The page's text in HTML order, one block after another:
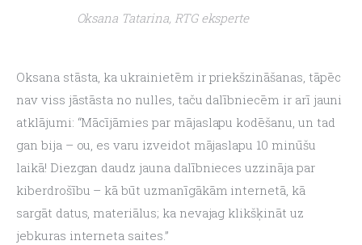
Oksana Tatarina, RTG eksperte
Oksana stāsta, ka ukrainietēm ir priekšzināšanas, tāpēc
nav viss jāstāsta no nulles, taču dalībniecēm ir arī jauni
atklājumi: “Mācījāmies par mājaslapu kodēšanu, un tad
gan bija – ou, es varu izveidot mājaslapu 10 minūšu
laikā! Diezgan daudz jauna dalībnieces uzzināja par
kiberdrošību – kā būt uzmanīgākām internetā, kā
sargāt datus, materiālus; ka nevajag klikšķināt uz
jebkuras interneta saites.”